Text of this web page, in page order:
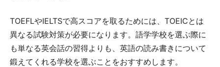
TOEFLやIELTSで高スコアを取るためには、TOEICとは
異なる試験対策が必要になります。語学学校を選ぶ際に
も単なる英会話の習得よりも、英語の読み書きについて
鍛えてくれる学校を選ぶことをおすすめします。